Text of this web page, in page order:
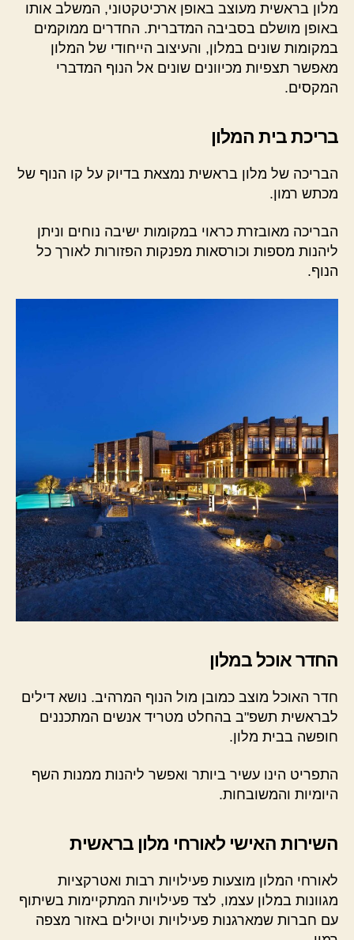
מלון בראשית מעוצב באופן ארכיטקטוני, המשלב אותו
באופן מושלם בסביבה המדברית. החדרים ממוקמים
במקומות שונים במלון, והעיצוב הייחודי של המלון
מאפשר תצפיות מכיוונים שונים אל הנוף המדברי
המקסים.
בריכת בית המלון
הבריכה של מלון בראשית נמצאת בדיוק על קו הנוף של
מכתש רמון.
הבריכה מאובזרת כראוי במקומות ישיבה נוחים וניתן
ליהנות מספות וכורסאות מפנקות הפזורות לאורך כל
הנוף.
החדר אוכל במלון
חדר האוכל מוצב כמובן מול הנוף המרהיב. נושא דילים
לבראשית תשפ"ב בהחלט מטריד אנשים המתכננים
חופשה בבית מלון.
התפריט הינו עשיר ביותר ואפשר ליהנות ממנות השף
היומיות והמשובחות.
השירות האישי לאורחי מלון בראשית
לאורחי המלון מוצעות פעילויות רבות ואטרקציות
מגוונות במלון עצמו, לצד פעילויות המתקיימות בשיתוף
עם חברות שמארגנות פעילויות וטיולים באזור מצפה